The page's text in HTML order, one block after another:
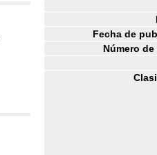
Fecha de
Número